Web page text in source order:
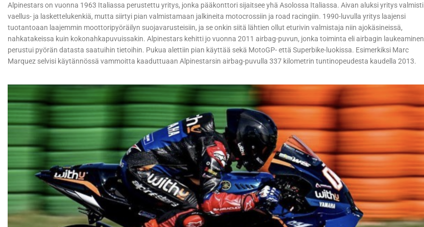
Alpinestars on vuonna 1963 Italiassa perustettu yritys, jonka pääkonttori sijaitsee yhä Asolossa Italiassa. Aivan aluksi yritys valmisti
vaellus- ja laskettelukenkiä, mutta siirtyi pian valmistamaan jalkineita motocrossiin ja road racingiin. 1990-luvulla yritys laajensi
tuotantoaan laajemmin moottoripyöräilyn suojavarusteisiin, ja se onkin siitä lähtien ollut eturivin valmistaja niin ajokäsineissä,
nahkatakeissa kuin kokonahkapuvuissakin. Alpinestars kehitti jo vuonna 2011 airbag-puvun, jonka toiminta eli airbagin laukeaminen
perustui pyörän datasta saatuihin tietoihin. Pukua alettiin pian käyttää sekä MotoGP- että Superbike-luokissa. Esimerkiksi Marc
Marquez selvisi käytännössä vammoitta kaaduttuaan Alpinestarsin airbag-puvulla 337 kilometrin tuntinopeudesta kaudella 2013.